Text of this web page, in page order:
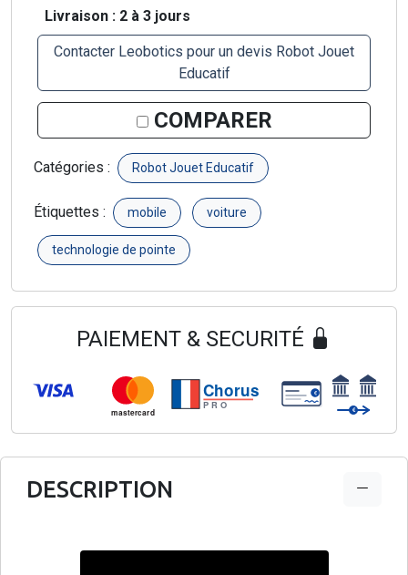
Livraison : 2 à 3 jours
Contacter Leobotics pour un devis Robot Jouet
Educatif
COMPARER
Catégories : Robot Jouet Educatif
Étiquettes : mobile voiture
technologie de pointe
PAIEMENT & SECURITÉ
mastercard
Chorus
PRO
€
€
DESCRIPTION